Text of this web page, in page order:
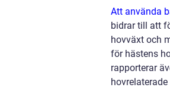
Att använda
bidrar till att
hovväxt och
för hästens
rapporterar